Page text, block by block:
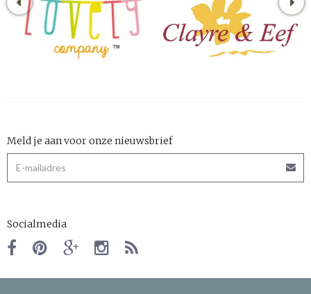
Meld je aan voor onze nieuwsbrief
Socialmedia